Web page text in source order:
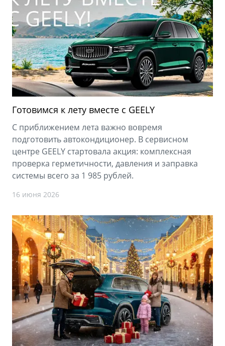
Готовимся к лету вместе с GEELY
С приближением лета важно вовремя
подготовить автокондиционер. В сервисном
центре GEELY стартовала акция: комплексная
проверка герметичности, давления и заправка
системы всего за 1 985 рублей.
16 июня 2026